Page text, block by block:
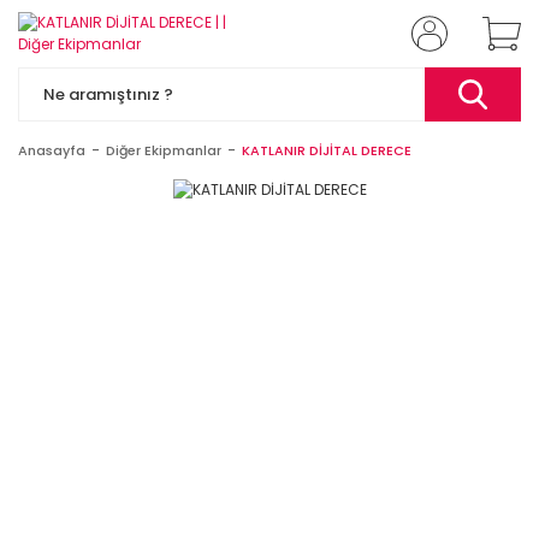
Anasayfa Diğer Ekipmanlar KATLANIR DİJİTAL DERECE